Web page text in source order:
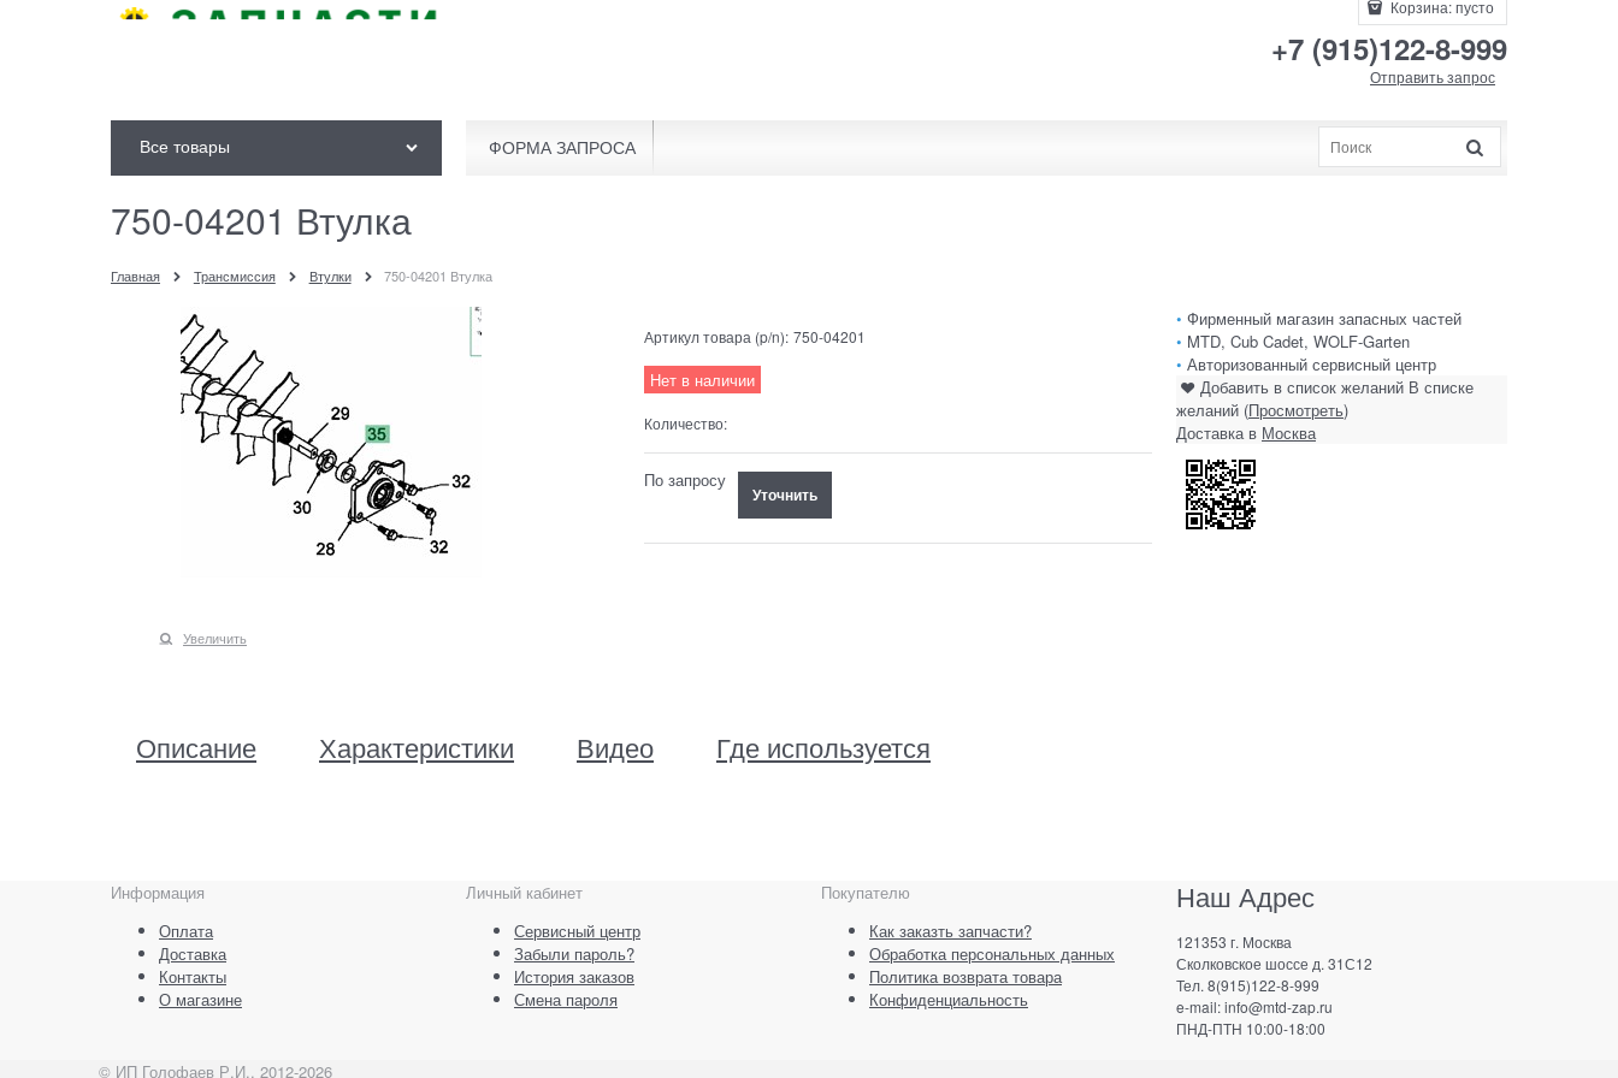
Корзина:пусто
+7 (915)122-8-999
Отправить запрос
Все товары ФОРМА ЗАПРОСА
750-04201 Втулка
Главная Трансмиссия Втулки 750-04201 Втулка
Увеличить
Артикул товара (p/n): 750-04201
Нет в наличии
Количество:
По запросу
Уточнить
Описание Характеристики Видео Где используется
• Фирменный магазин запасных частей
• MTD, Cub Cadet, WOLF-Garten
• Авторизованный сервисный центр
Добавить в список желаний В списке
желаний (Просмотреть)
Доставка в Москва
Информация
Оплата
Доставка
Контакты
О магазине
Личный кабинет
Сервисный центр
Забыли пароль?
История заказов
Смена пароля
Покупателю
Как заказть запчасти?
Обработка персональных данных
Политика возврата товара
Конфиденциальность
Наш Адрес
121353 г. Москва
Сколковское шоссе д. 31С12
Тел. 8(915)122-8-999
e-mail: info@mtd-zap.ru
ПНД-ПТН 10:00-18:00
© ИП Голофаев Р.И., 2012-2026